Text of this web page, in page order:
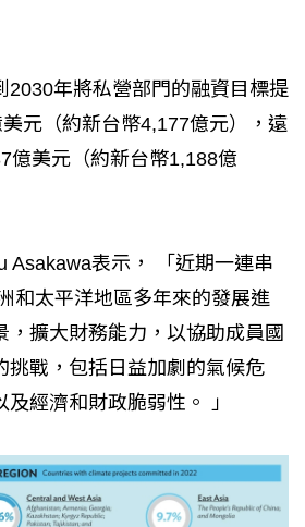
2030年將私營部門的融資目標提
元（約新台幣4,177億元），遠
億美元（約新台幣1,188億
Asakawa表示， 「近期一連串
和太平洋地區多年來的發展進
，擴大財務能力，以協助成員國
挑戰，包括日益加劇的氣候危
經濟和財政脆弱性。 」